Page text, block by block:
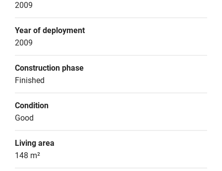
2009
Year of deployment
2009
Construction phase
Finished
Condition
Good
Living area
148 m²